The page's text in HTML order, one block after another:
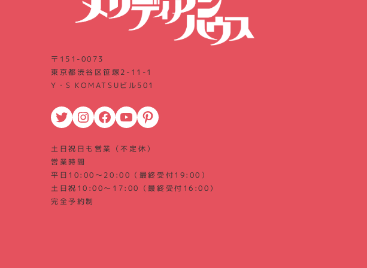
〒151-0073
東京都渋谷区笹塚2-11-1
Y・S KOMATSUビル501
Twitter Instagram Facebook YouTube Pinterest
土日祝日も営業（不定休）
営業時間
平日10:00～20:00（最終受付19:00）
土日祝10:00～17:00（最終受付16:00）
完全予約制